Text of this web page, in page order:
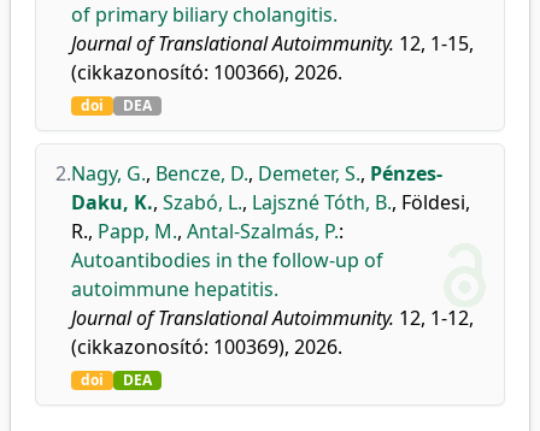
of primary biliary cholangitis.
Journal of Translational Autoimmunity. 12, 1-15,
(cikkazonosító: 100366), 2026.
doi DEA
2.Nagy, G., Bencze, D., Demeter, S., Pénzes-
Daku, K., Szabó, L., Lajszné Tóth, B., Földesi,
R., Papp, M., Antal-Szalmás, P.:
Autoantibodies in the follow-up of
autoimmune hepatitis.
Journal of Translational Autoimmunity. 12, 1-12,
(cikkazonosító: 100369), 2026.
doi DEA